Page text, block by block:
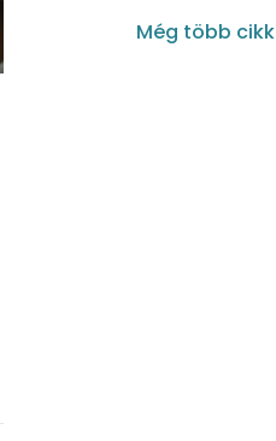
Még több cikk